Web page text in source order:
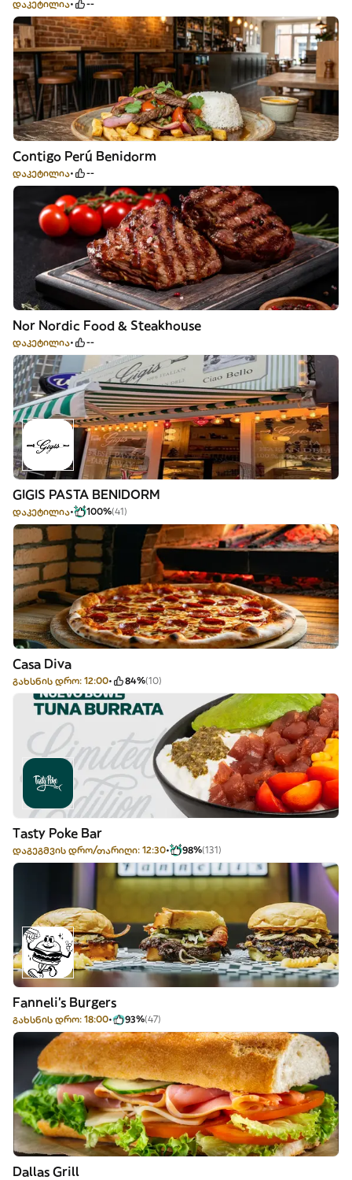
დაკეტილია --
Contigo Perú Benidorm
დაკეტილია --
Nor Nordic Food & Steakhouse
დაკეტილია --
GIGIS PASTA BENIDORM
დაკეტილია 100%(41)
Casa Diva
გახსნის დრო: 12:00 84%(10)
Tasty Poke Bar
დაგეგმვის დრო/თარიღი: 12:30 98%(131)
Fanneli's Burgers
გახსნის დრო: 18:00 93%(47)
Dallas Grill